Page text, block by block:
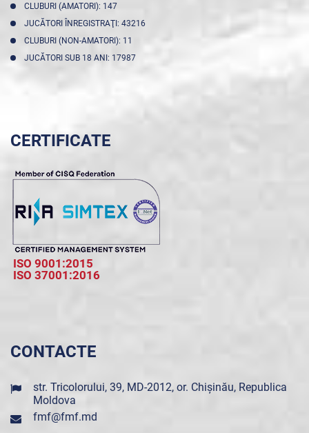
CLUBURI (AMATORI): 147
JUCĂTORI ÎNREGISTRAŢI: 43216
CLUBURI (NON-AMATORI): 11
JUCĂTORI SUB 18 ANI: 17987
CERTIFICATE
ISO 9001:2015
ISO 37001:2016
CONTACTE
str. Tricolorului, 39, MD-2012, or. Chișinău, Republica
Moldova
fmf@fmf.md